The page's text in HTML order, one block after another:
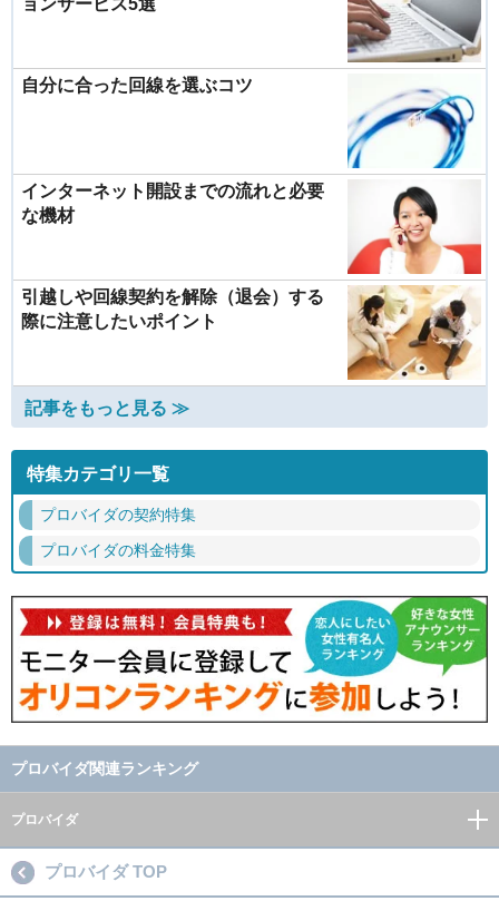
ョンサービス5選
自分に合った回線を選ぶコツ
インターネット開設までの流れと必要
な機材
引越しや回線契約を解除（退会）する
際に注意したいポイント
記事をもっと見る ≫
特集カテゴリ一覧
プロバイダの契約特集
プロバイダの料金特集
プロバイダ関連ランキング
プロバイダ
プロバイダ TOP